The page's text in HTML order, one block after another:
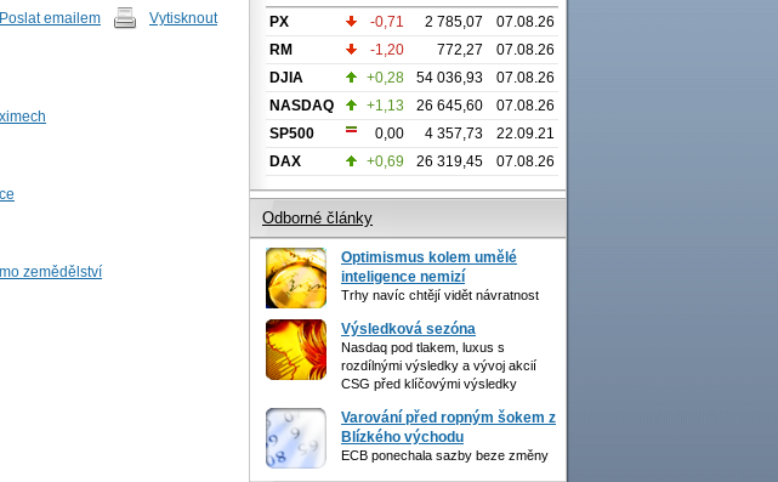
Poslat emailem Vytisknout
zemědělství
PX -0,71 2 785,07
07.08.26
RM
-1,20 772,27
07.08.26
DJIA
+0,28 54 036,93
07.08.26
NASDAQ
+1,13 26 645,60
07.08.26
SP500
0,00 4 357,73
22.09.21
DAX
+0,69 26 319,45 07.08.26
Odborné články
Optimismus kolem umělé
inteligence nemizí
Trhy navíc chtějí vidět návratnost
Výsledková sezóna
Nasdaq pod tlakem, luxus s
rozdílnými výsledky a vývoj akcií
CSG před klíčovými výsledky
Varování před ropným šokem z
Blízkého východu
ECB ponechala sazby beze změny